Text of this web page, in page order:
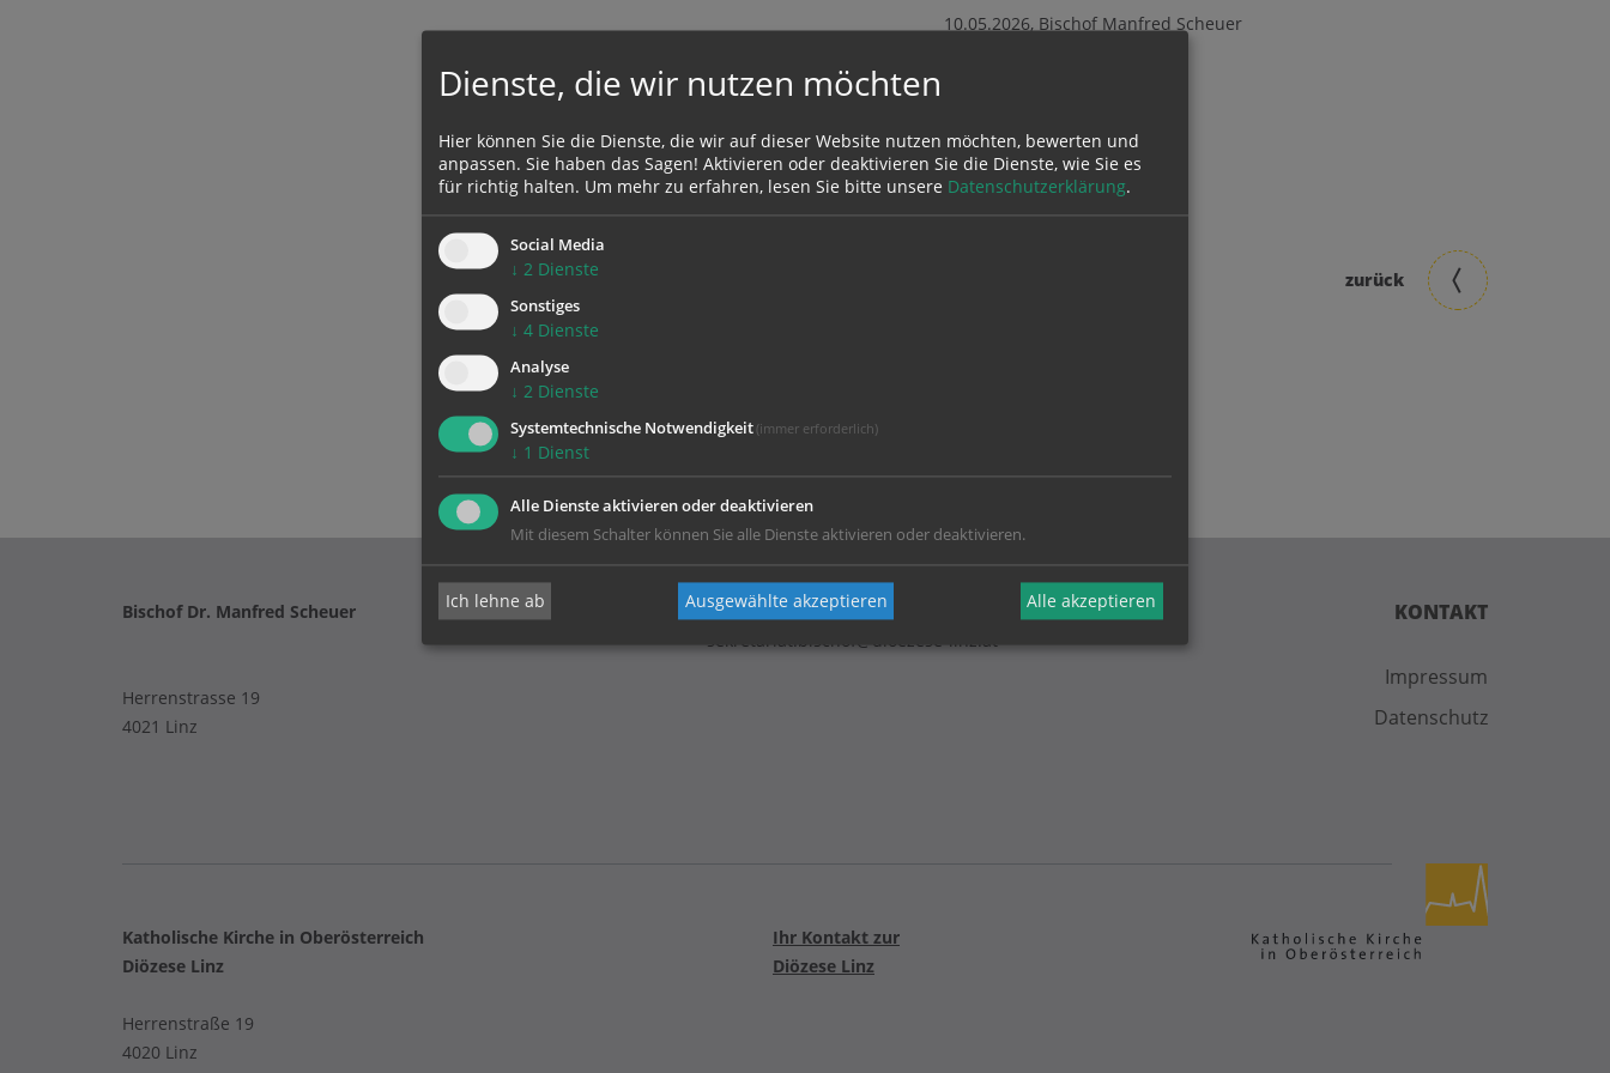
10.05.2026, Bischof Manfred Scheuer
zurück
KONTAKT
Impressum
Datenschutz
Bischof Dr. Manfred Scheuer
Herrenstrasse 19
4021 Linz
Telefon:0732/772676-1121
sekretariat.bischof@dioezese-linz.at
Katholische Kirche in Oberösterreich
Diözese Linz
Herrenstraße 19
4020 Linz
Ihr Kontakt zur
Diözese Linz
Dienste, die wir nutzen möchten
Hier können Sie die Dienste, die wir auf dieser Website nutzen möchten, bewerten und
anpassen. Sie haben das Sagen! Aktivieren oder deaktivieren Sie die Dienste, wie Sie es
für richtig halten. Um mehr zu erfahren, lesen Sie bitte unsere Datenschutzerklärung.
Social Media
↓ 2 Dienste
Sonstiges
↓ 4 Dienste
Analyse
↓ 2 Dienste
Systemtechnische Notwendigkeit (immer erforderlich)
↓ 1 Dienst
Alle Dienste aktivieren oder deaktivieren
Mit diesem Schalter können Sie alle Dienste aktivieren oder deaktivieren.
Ich lehne ab Ausgewählte akzeptieren Alle akzeptieren